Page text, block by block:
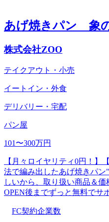
あげ焼きパン 象
株式会社ZOO
テイクアウト・小売
イートイン・外食
デリバリー・宅配
パン屋
101〜300万円
【月々ロイヤリティ0円！】
法で編み出したあげ焼きパ
しいから、取り扱い商品＆
OPEN後までずっと無料でサ
FC契約企業数